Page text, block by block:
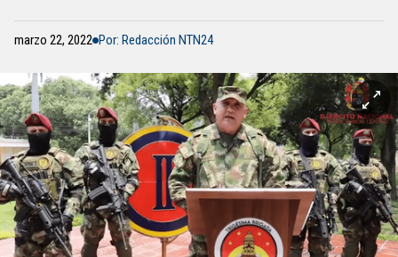
marzo 22, 2022 Por: Redacción NTN24